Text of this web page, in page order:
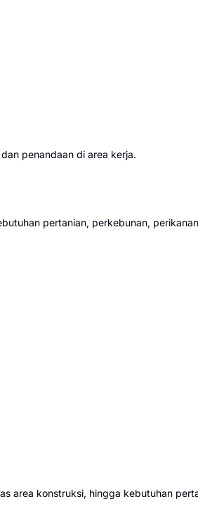
penandaan di area kerja.
pertanian, perkebunan,
area konstruksi, hingga kebutuhan